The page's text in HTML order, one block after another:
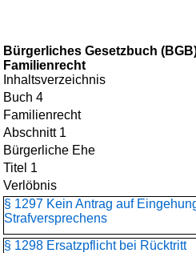
Bürgerliches Gesetzbuch
Familienrecht
Inhaltsverzeichnis
Buch 4
Familienrecht
Abschnitt 1
Bürgerliche Ehe
Titel 1
Verlöbnis
§ 1297 Kein Antrag auf
Strafversprechens
§ 1298 Ersatzpflicht bei Rücktritt